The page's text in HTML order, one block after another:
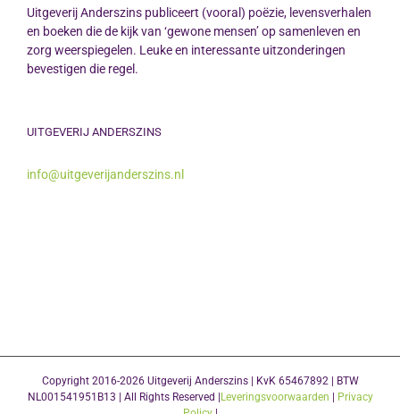
Uitgeverij Anderszins publiceert (vooral) poëzie, levensverhalen
en boeken die de kijk van ‘gewone mensen’ op samenleven en
zorg weerspiegelen. Leuke en interessante uitzonderingen
bevestigen die regel.
UITGEVERIJ ANDERSZINS
info@uitgeverijanderszins.nl
Copyright 2016-2026 Uitgeverij Anderszins | KvK 65467892 | BTW
NL001541951B13 | All Rights Reserved |Leveringsvoorwaarden | Privacy